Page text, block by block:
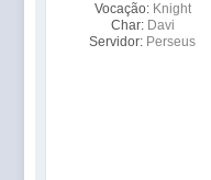
Vocação: Knight
Char: Davi
Servidor: Perseus